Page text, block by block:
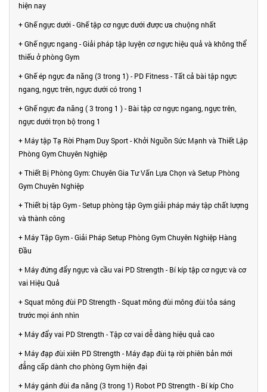
hiện nay
+ Ghế ngực dưới - Ghế tập cơ ngực dưới được ưa chuộng nhất
+ Ghế ngực ngang - Giải pháp tập luyện cơ ngực hiệu quả và không thể
thiếu ở phòng Gym
+ Ghế ép ngực đa năng (3 trong 1) - PD Fitness - Tất cả bài tập ngực
ngang, ngực trên, ngực dưới có trong 1
+ Ghế ngực đa năng ( 3 trong 1 ) - Bài tập cơ ngực ngang, ngực trên,
ngực dưới trọn bộ trong 1
+ Máy tập Tạ Rời Phạm Duy Sport - Khởi Nguồn Sức Mạnh và Thiết Lập
Phòng Gym Chuyên Nghiệp
+ Thiết Bị Phòng Gym: Chuyên Gia Tư Vấn Lựa Chọn và Setup Phòng
Gym Chuyên Nghiệp
+ Thiết bị tập Gym - Setup phòng tập Gym giải pháp máy tập chất lượng
và thành công
+ Máy Tập Gym - Giải Pháp Setup Phòng Gym Chuyên Nghiệp Hàng
Đầu
+ Máy đứng đẩy ngực và cầu vai PD Strength - Bí kíp tập cơ ngực và cơ
vai Hiệu Quả
+ Squat mông đùi PD Strength - Squat mông đùi mông đùi tỏa sáng
trước mọi ánh nhìn
+ Máy đẩy vai PD Strength - Tập cơ vai dễ dàng hiệu quả cao
+ Máy đạp đùi xiên PD Strength - Máy đạp đùi tạ rời phiên bản mới
đẳng cấp dành cho phòng Gym hiện đại
+ Máy gánh đùi đa năng (3 trong 1) Robot PD Strength - Bí kíp Cho